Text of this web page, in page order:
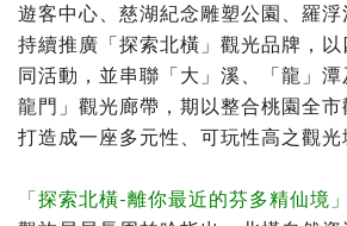
遊客中心、慈湖紀念雕塑公園、羅
持續推廣「探索北橫」觀光品牌，
同活動，並串聯「大」溪、「龍」
龍門」觀光廊帶，期以整合桃園全
打造成一座多元性、可玩性高之觀
「探索北橫-離你最近的芬多精仙境